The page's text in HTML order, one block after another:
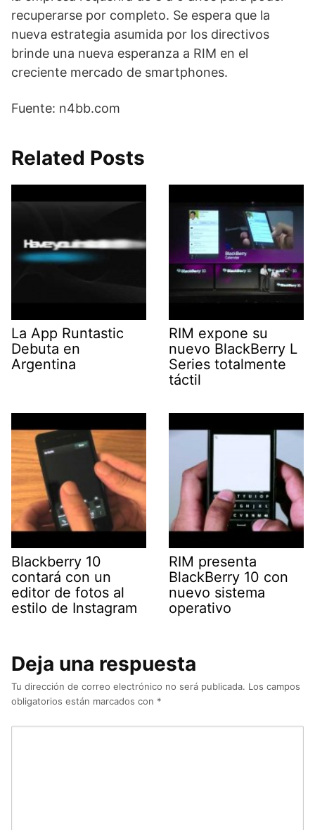
recuperarse por completo. Se espera que la
nueva estrategia asumida por los directivos
brinde una nueva esperanza a RIM en el
creciente mercado de smartphones.
Fuente: n4bb.com
Related Posts
La App Runtastic
Debuta en
Argentina
RIM expone su
nuevo BlackBerry L
Series totalmente
táctil
Blackberry 10
contará con un
editor de fotos al
estilo de Instagram
RIM presenta
BlackBerry 10 con
nuevo sistema
operativo
Deja una respuesta
Tu dirección de correo electrónico no será publicada. Los campos
obligatorios están marcados con *